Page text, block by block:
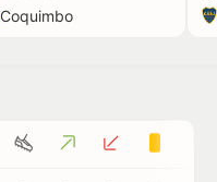
Coquimbo